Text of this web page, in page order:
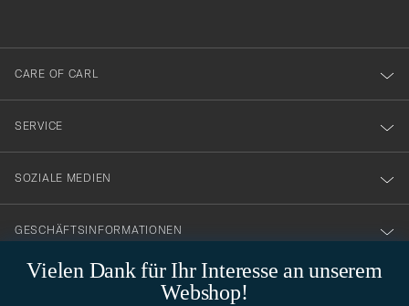
Vielen Dank für Ihr Interesse an unserem
Webshop!
dig
till
vårt
nyhetsbrev!
CARE OF CARL
SERVICE
SOZIALE MEDIEN
GESCHÄFTSINFORMATIONEN